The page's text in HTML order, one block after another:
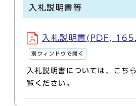
入札説明書等
入札説明書(PDF,
別ウィンドウで開く
入札説明書については、こち
覧ください。